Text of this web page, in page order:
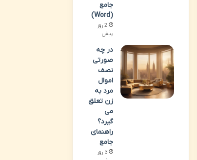
جامع
(Word)
2 روز
پیش
در چه
صورتی
نصف
اموال
مرد به
زن تعلق
می
گیرد؟
راهنمای
جامع
3 روز